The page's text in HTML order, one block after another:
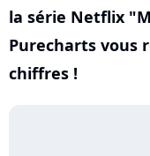
la série Netflix
Purecharts vous
chiffres !